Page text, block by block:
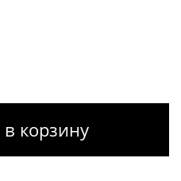
корзину